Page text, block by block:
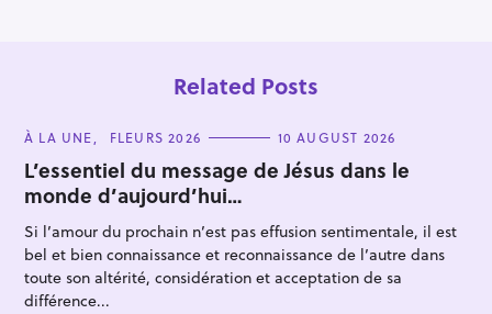
Related Posts
C
T
E
G
O
R
I
E
S
À LA UNE FLEURS 2026 10 AUGUST 2026
L’essentiel du message de Jésus dans le
monde d’aujourd’hui…
Si l’amour du prochain n’est pas effusion sentimentale, il est
bel et bien connaissance et reconnaissance de l’autre dans
toute son altérité, considération et acceptation de sa
différence...